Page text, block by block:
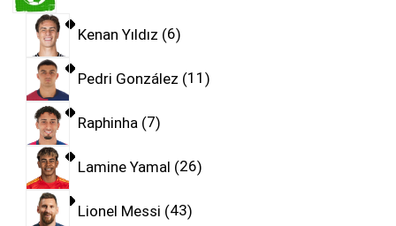
Kenan Yıldız 6
Pedri González 11
Raphinha 7
Lamine Yamal 26
Lionel Messi 43